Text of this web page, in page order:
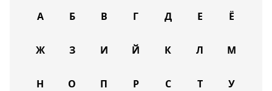
А Б В Г Д Е Ё
Ж З И Й К Л М
Н О П Р С Т У